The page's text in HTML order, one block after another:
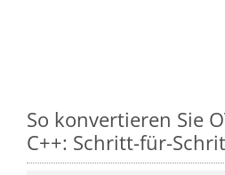
So konvertieren Sie
C++: Schritt-für-